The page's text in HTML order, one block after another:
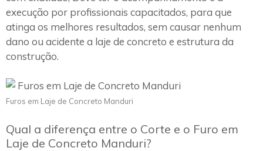
execução por profissionais capacitados, para que
atinga os melhores resultados, sem causar nenhum
dano ou acidente a laje de concreto e estrutura da
construção.
Furos em Laje de Concreto Manduri
Qual a diferença entre o Corte e o Furo em
Laje de Concreto Manduri?